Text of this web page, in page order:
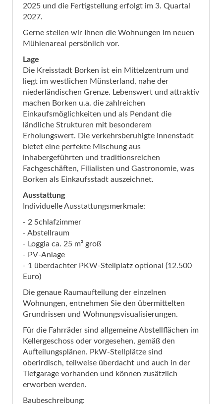
2025 und die Fertigstellung erfolgt im 3. Quartal
2027.
Gerne stellen wir Ihnen die Wohnungen im neuen
Mühlenareal persönlich vor.
Lage
Die Kreisstadt Borken ist ein Mittelzentrum und
liegt im westlichen Münsterland, nahe der
niederländischen Grenze. Lebenswert und attraktiv
machen Borken u.a. die zahlreichen
Einkaufsmöglichkeiten und als Pendant die
ländliche Strukturen mit besonderem
Erholungswert. Die verkehrsberuhigte Innenstadt
bietet eine perfekte Mischung aus
inhabergeführten und traditionsreichen
Fachgeschäften, Filialisten und Gastronomie, was
Borken als Einkaufsstadt auszeichnet.
Ausstattung
Individuelle Ausstattungsmerkmale:
- 2 Schlafzimmer
- Abstellraum
- Loggia ca. 25 m² groß
- PV-Anlage
- 1 überdachter PKW-Stellplatz optional (12.500
Euro)
Die genaue Raumaufteilung der einzelnen
Wohnungen, entnehmen Sie den übermittelten
Grundrissen und Wohnungsvisualisierungen.
Für die Fahrräder sind allgemeine Abstellflächen im
Kellergeschoss oder vorgesehen, gemäß den
Aufteilungsplänen. PkW-Stellplätze sind
oberirdisch, teilweise überdacht und auch in der
Tiefgarage vorhanden und können zusätzlich
erworben werden.
Baubeschreibung: